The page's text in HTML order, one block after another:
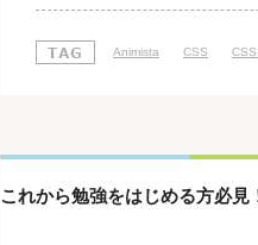
と、次のようなアニメーシ
Animista CSS
これから勉強をはじめる方必見